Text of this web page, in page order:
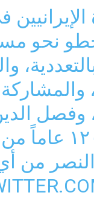
نحو
والمشاركة
وفصل
وهذا النضال،
النصر من